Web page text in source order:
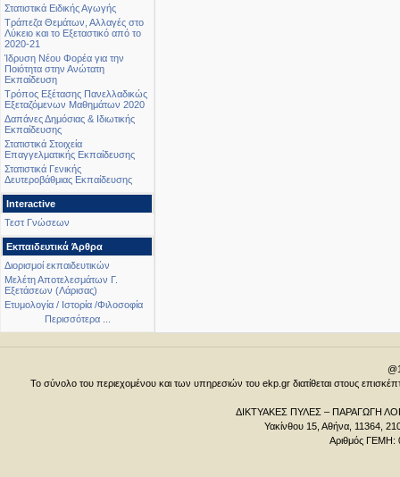
Στατιστικά Ειδικής Αγωγής
Τράπεζα Θεμάτων, Αλλαγές στο
Λύκειο και το Εξεταστικό από το
2020-21
Ίδρυση Νέου Φορέα για την
Ποιότητα στην Ανώτατη
Εκπαίδευση
Τρόπος Εξέτασης Πανελλαδικώς
Εξεταζόμενων Μαθημάτων 2020
Δαπάνες Δημόσιας & Ιδιωτικής
Εκπαίδευσης
Στατιστικά Στοιχεία
Επαγγελματικής Εκπαίδευσης
Στατιστικά Γενικής
Δευτεροβάθμιας Εκπαίδευσης
Interactive
Τεστ Γνώσεων
Εκπαιδευτικά Άρθρα
Διορισμοί εκπαιδευτικών
Μελέτη Αποτελεσμάτων Γ.
Εξετάσεων (Λάρισας)
Ετυμολογία / Ιστορία /Φιλοσοφία
Περισσότερα ...
Το σύνολο του περιεχομένου και των υπηρεσιών του ekp.gr διατίθεται στους
ΔΙΚΤΥΑΚΕΣ ΠΥΛΕΣ – ΠΑΡΑΓΩΓΗ
Υακίνθου 15, Αθήνα, 11364,
Αριθμός ΓΕΜΗ: